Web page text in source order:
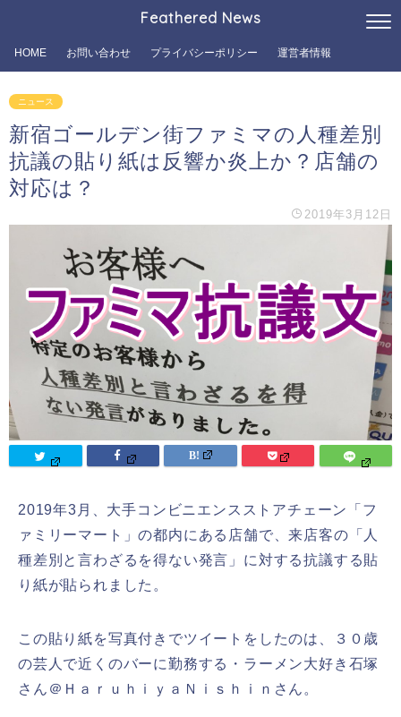
Feathered News
HOME お問い合わせ プライバシーポリシー 運営者情報
ニュース
新宿ゴールデン街ファミマの人種差別
抗議の貼り紙は反響か炎上か？店舗の
対応は？
2019年3月12日
2019年3月、大手コンビニエンスストアチェーン「 フ
ァミリーマート
」の都内にある店舗で、来店客の「人
種差別と言わざるを得ない発言」に対する抗議する貼
り紙が貼られました。
この貼り紙を写真付きでツイートをしたのは、３０歳
の芸人で近くのバーに勤務する・ラーメン大好き石塚
さん＠ＨａｒｕｈｉｙａＮｉｓｈｉｎさん。